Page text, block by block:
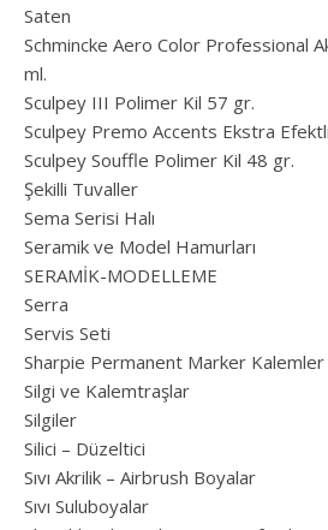
Saten
Schmincke Aero Color Professional
ml.
Sculpey III Polimer Kil 57 gr.
Sculpey Premo Accents Ekstra
Sculpey Souffle Polimer Kil 48 gr.
Şekilli Tuvaller
Sema Serisi Halı
Seramik ve Model Hamurları
SERAMİK-MODELLEME
Serra
Servis Seti
Sharpie Permanent Marker Kalemler
Silgi ve Kalemtraşlar
Silgiler
Silici – Düzeltici
Sıvı Akrilik – Airbrush Boyalar
Sıvı Suluboyalar